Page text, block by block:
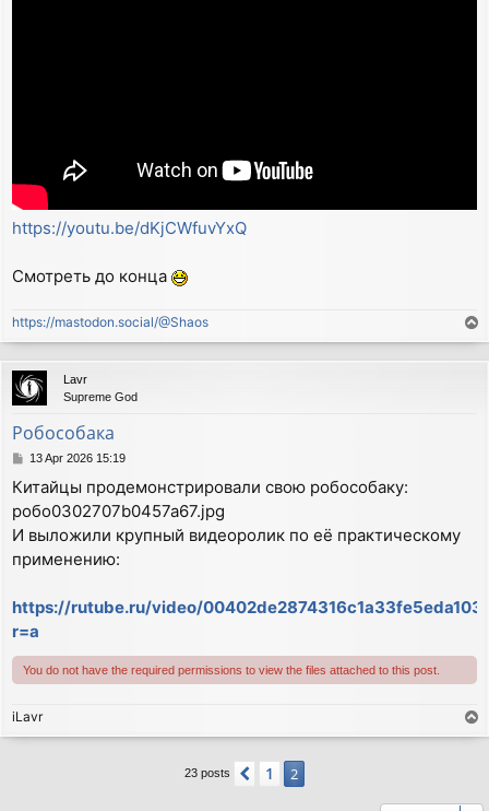
https://youtu.be/dKjCWfuvYxQ
Смотреть до конца
https://mastodon.social/@Shaos
o
p
Lavr
Supreme God
Робособака
P
s
t
13 Apr 2026 15:19
Китайцы продемонстрировали свою робособаку:
робо0302707b0457a67.jpg
И выложили крупный видеоролик по её практическому
применению:
https://rutube.ru/video/
r=a
You do not have the required permissions to view the files attached to this post.
iLavr
o
23 posts Previous
1 2